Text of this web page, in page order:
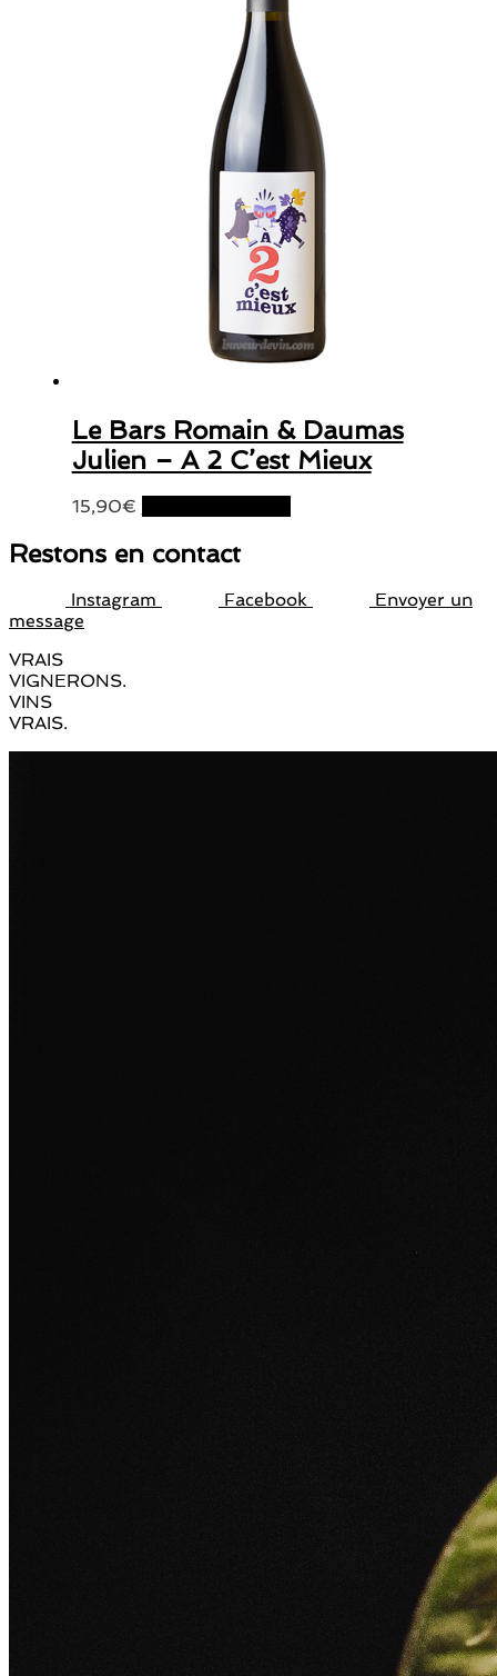
Le Bars Romain & Daumas
Julien – A 2 C’est Mieux
15,90€
Restons en contact
Instagram Facebook
Envoyer un
message
VRAIS
VIGNERONS.
VINS
VRAIS.